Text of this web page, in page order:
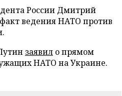
России Дмитрий
факт ведения НАТО против
заявил о прямом
НАТО на Украине.